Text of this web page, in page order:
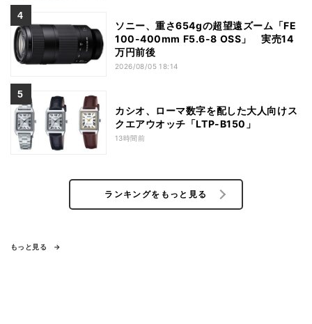
ソニー、重さ654gの超望遠ズーム「FE
100-400mm F5.6-8 OSS」 実売14
万円前後
2026/08/05 18:14
カシオ、ローマ数字を配した大人向けス
クエアウオッチ「LTP-B150」
13時間前
ランキングをもっと見る
もっと見る